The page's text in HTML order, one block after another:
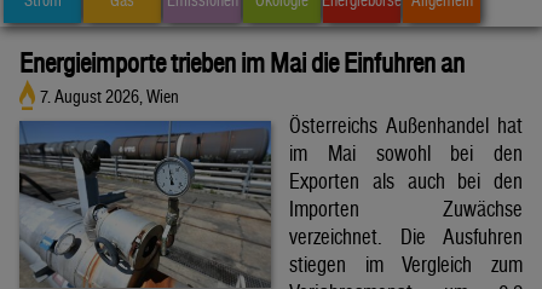
Energieimporte trieben im Mai die Einfuhren an
7. August 2026, Wien
Österreichs Außenhandel hat
im Mai sowohl bei den
Exporten als auch bei den
Importen Zuwächse
verzeichnet. Die Ausfuhren
stiegen im Vergleich zum